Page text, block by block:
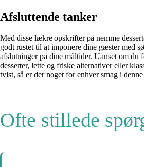
Afsluttende tanker
Med disse lækre opskrifter på nemme
godt rustet til at imponere dine gæster med
afslutninger på dine måltider. Uanset om du
desserter, lette og friske alternativer eller
tvist, så er der noget for enhver smag i
Ofte stillede